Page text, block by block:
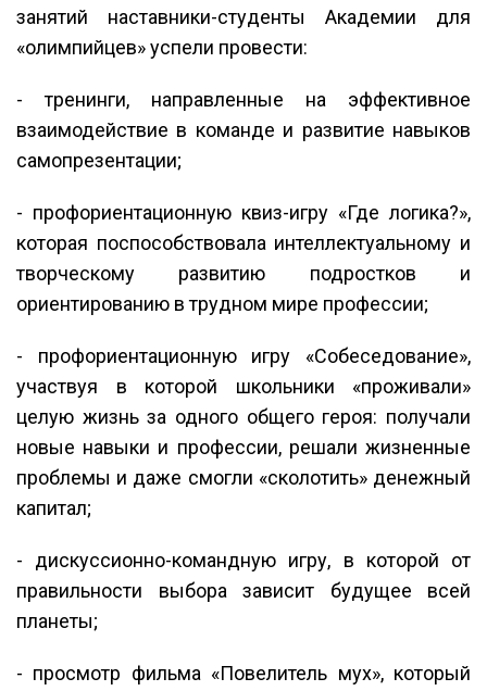
занятий наставники-студенты Академии для
«олимпийцев» успели провести:
- тренинги, направленные на эффективное
взаимодействие в команде и развитие навыков
самопрезентации;
- профориентационную квиз-игру «Где логика?»,
которая поспособствовала интеллектуальному и
творческому развитию подростков и
ориентированию в трудном мире профессии;
- профориентационную игру «Собеседование»,
участвуя в которой школьники «проживали»
целую жизнь за одного общего героя: получали
новые навыки и профессии, решали жизненные
проблемы и даже смогли «сколотить» денежный
капитал;
- дискуссионно-командную игру, в которой от
правильности выбора зависит будущее всей
планеты;
- просмотр фильма «Повелитель мух», который